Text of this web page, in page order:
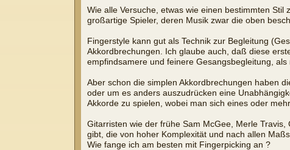
Wie alle Versuche, etwas wie einen bestimmten
großartige Spieler, deren Musik zwar die oben
Fingerstyle kann gut als Technik zur Begleitung
Akkordbrechungen. Ich glaube auch, daß diese
empfindsamere und feinere Gesangsbegleitung, als
Aber schon die simplen Akkordbrechungen haben
oder um es anders auszudrücken eine
Akkorde zu spielen, wobei man sich eines oder
Gitarristen wie der frühe Sam McGee, Merle
gibt, die von hoher Komplexität und nach allen
Wie fange ich am besten mit Fingerpicking an ?